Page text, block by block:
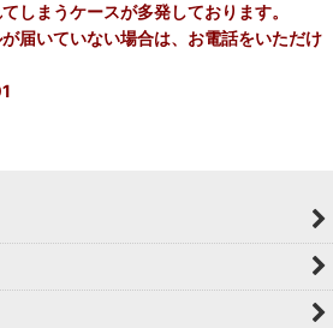
しまうケースが多発しております。
届いていない場合は、お電話をいただけ